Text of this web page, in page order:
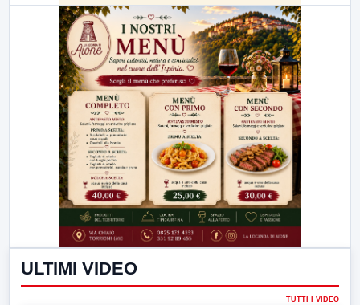
ULTIMI VIDEO
TUTTI I VIDEO